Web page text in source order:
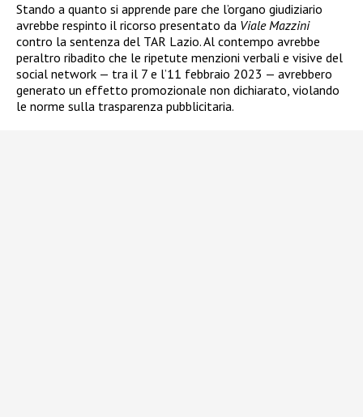
Stando a quanto si apprende pare che l’organo giudiziario
avrebbe respinto il ricorso presentato da Viale Mazzini
contro la sentenza del TAR Lazio. Al contempo avrebbe
peraltro ribadito che le ripetute menzioni verbali e visive del
social network — tra il 7 e l’11 febbraio 2023 — avrebbero
generato un effetto promozionale non dichiarato, violando
le norme sulla trasparenza pubblicitaria.